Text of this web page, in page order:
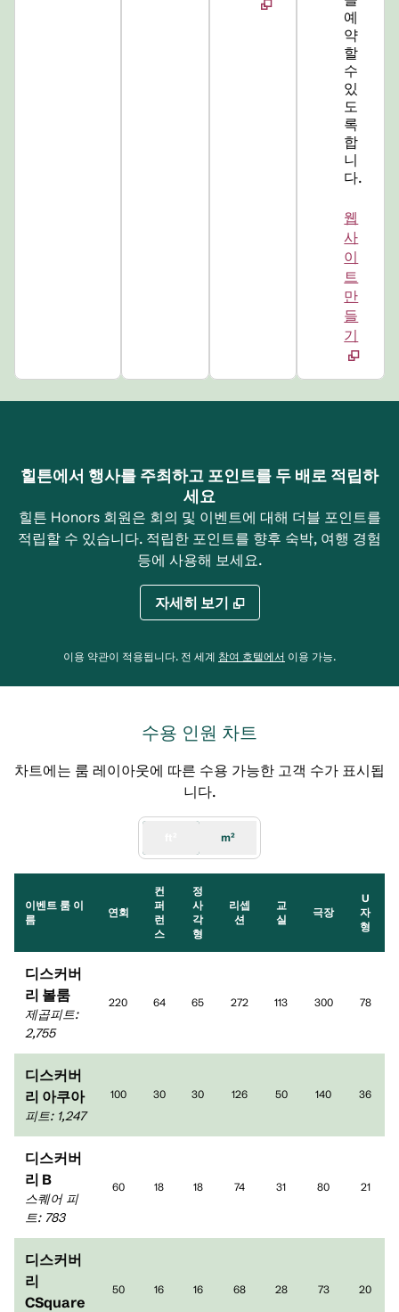
예
약
할
수
있
도
록
합
니
다.
웹
사
이
트
만
들
기
힐튼에서 행사를 주최하고 포인트를 두 배로 적립하
세요
힐튼 Honors 회원은 회의 및 이벤트에 대해 더블 포인트를
적립할 수 있습니다. 적립한 포인트를 향후 숙박, 여행 경험
등에 사용해 보세요.
자세히 보기
이용 약관이 적용됩니다. 전 세계 참여 호텔에서 이용 가능,.
수용 인원 차트
차트에는 룸 레이아웃에 따른 수용 가능한 고객 수가 표시됩
니다.
m²
이벤트 룸 이
름
연회
컨
퍼
런
스
정
사
각
형
리셉
션
교
실
극장
U
자
형
디스커버
리 볼룸
제곱피트:
2,755
220 64 65 272 113 300 78
디스커버
리 아쿠아
피트: 1,247
100 30 30 126 50 140 36
디스커버
리 B
스퀘어 피
트: 783
60 18 18 74 31 80 21
디스커버
리
CSquare
50 16 16 68 28 73 20